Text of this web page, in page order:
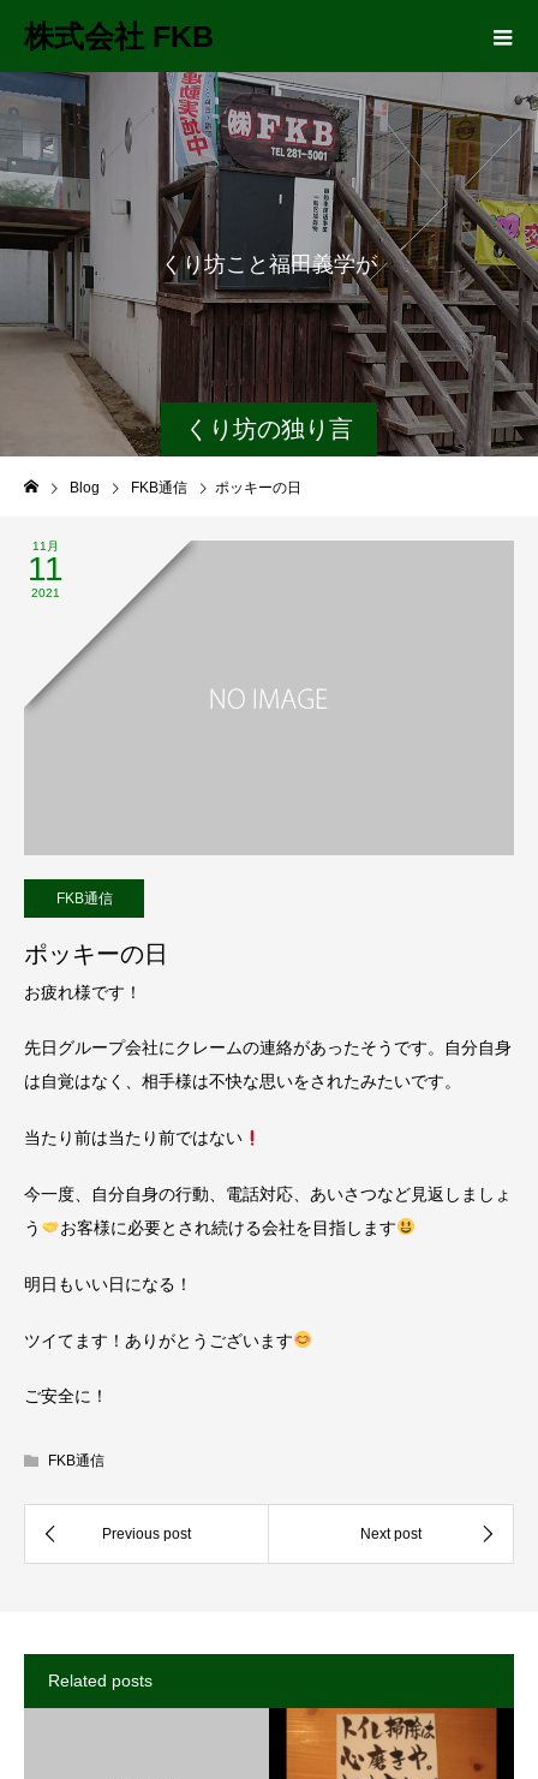
株式会社 FKB
くり坊の独り言
くり坊 と 福田 義 学が
長距離
Blog FKB通信 ポッキーの日
11月
11
2021
FKB通信
ポッキーの日
お疲れ様です！
先日グループ会社にクレームの連絡があったそうです。自分自身
は自覚はなく、相手様は不快な思いをされたみたいです。
当たり前は当たり前ではない
今一度、自分自身の行動、電話対応、あいさつなど見返しましょ
う
お客様に必要とされ続ける会社を目指します
明日もいい日になる！
ツイてます！ありがとうございます
ご安全に！
FKB通信
Related posts